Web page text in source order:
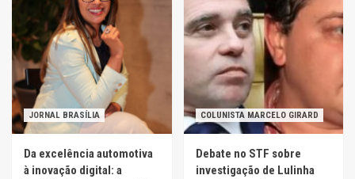
JORNAL BRASÍLIA
Da excelência automotiva
à inovação digital: a
COLUNISTA MARCELO GIRARD
Debate no STF sobre
investigação de Lulinha